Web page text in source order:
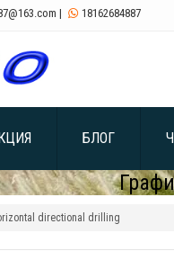
|  18162684887
БЛОГ
directional drilling